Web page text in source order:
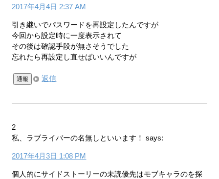
2017年4月4日 2:37 AM
引き継いでパスワードを再設定したんですが
今回から設定時に一度表示されて
その後は確認手段が無さそうでした
忘れたら再設定し直せばいいんですが
通報 返信
2
私、ラブライバーの名無しといいます！
says:
2017年4月3日 1:08 PM
個人的にサイドストーリーの未読優先はモブキャラのを探